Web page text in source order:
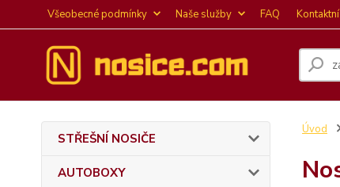
Všeobecné podmínky Naše služby FAQ
STŘEŠNÍ NOSIČE
AUTOBOXY
Úvod